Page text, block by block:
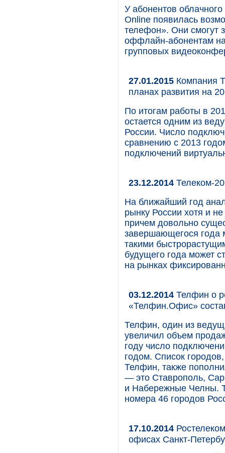
У абонентов
Online появилась
телефон». Они смогут
оффлайн-абонентам
групповых
27.01.2015 Компания
планах развития на
По итогам работы в
остается одним из
России. Число
сравнению с 2013
подключений
23.12.2014 Телеком-
На ближайший год
рынку России хотя и
причем довольно
завершающегося года
такими
будущего года может
на рынках
03.12.2014 Телфин о
«Телфин.Офис»
Телфин, один из
увеличил объем
году число
годом. Список
Телфин, также
— это Ставрополь,
и Набережные Челны.
номера 46 городов
17.10.2014
офисах Санкт-